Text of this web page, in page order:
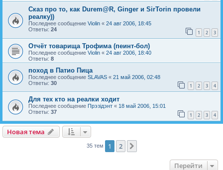
Сказ про то, как Durem@R, Ginger и SirTorin провели
реалку))
Последнее сообщение Violin « 24 авг 2006, 18:45
Ответы: 24 1 2 3
Отчёт товарища Трофима (пеинт-бол)
Последнее сообщение Violin « 24 авг 2006, 18:40
Ответы: 8
поход в Патио Пица
Последнее сообщение SLAVAS « 21 май 2006, 02:48
Ответы: 30 1 2 3 4
Для тех кто на реалки ходит
Последнее сообщение Прэзiдэнт « 18 май 2006, 15:01
Ответы: 37 1 2 3 4
Новая тема
Новаятема
35 тем 1 2
Перейти